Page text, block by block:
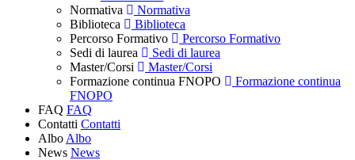
Normativa
Normativa
Biblioteca
Biblioteca
Percorso Formativo
Percorso Formativo
Sedi di laurea
Sedi di laurea
Master/Corsi
Master/Corsi
Formazione continua FNOPO
Formazione continua
FNOPO
FAQ FAQ
Contatti Contatti
Albo Albo
News News